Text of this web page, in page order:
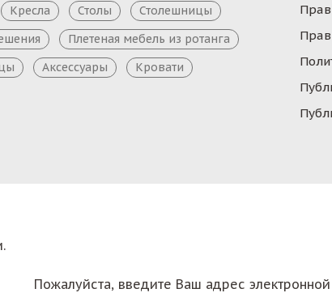
Кресла Столы
Столешницы
Плетеная мебель из ротанга
Аксессуары Кровати
Пожалуйста, введите Ваш адрес